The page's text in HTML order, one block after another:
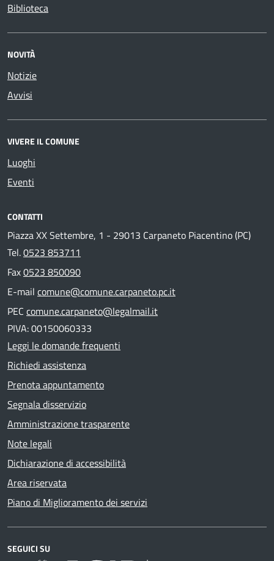
Biblioteca
NOVITÀ
Notizie
Avvisi
VIVERE IL COMUNE
Luoghi
Eventi
CONTATTI
Piazza XX Settembre, 1 - 29013 Carpaneto Piacentino (PC)
Tel.0523 853711
Fax0523 850090
E-mail comune@comune.carpaneto.pc.it
PEC comune.carpaneto@legalmail.it
PIVA: 00150060333
Leggi le domande frequenti
Richiedi assistenza
Prenota appuntamento
Segnala disservizio
Amministrazione trasparente
Note legali
Dichiarazione di accessibilità
Area riservata
Piano di Miglioramento dei servizi
SEGUICI SU